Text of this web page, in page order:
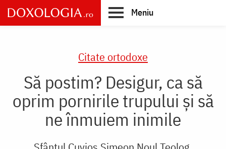
Skip
to
main
Meniu
Citate ortodoxe
Să postim? Desigur, ca să
oprim pornirile trupului și să
ne înmuiem inimile